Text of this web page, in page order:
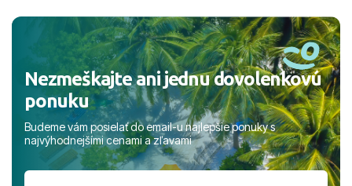
Nezmeškajte ani jednu dovolenkovú
ponuku
Budeme vám posielať do email-u najlepšie ponuky s
najvýhodnejšími cenami a zľavami